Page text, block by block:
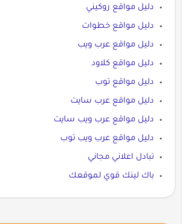
دليل مواقع روكيني
دليل مواقع خطوات
دليل مواقع عرب ويب
دليل مواقع كلاود
دليل مواقع توب
دليل مواقع عرب سايت
دليل مواقع عرب ويب سايت
دليل مواقع عرب ويب توب
تبادل اعلاني مجاني
باك لينك قوي لموقعك